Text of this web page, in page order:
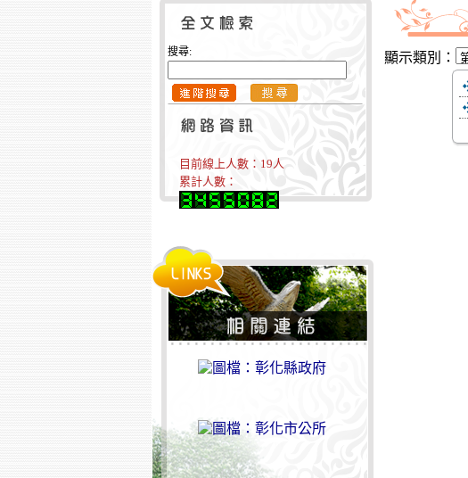
搜尋:
目前線上人數： 19人
累計人數：
顯示類別：